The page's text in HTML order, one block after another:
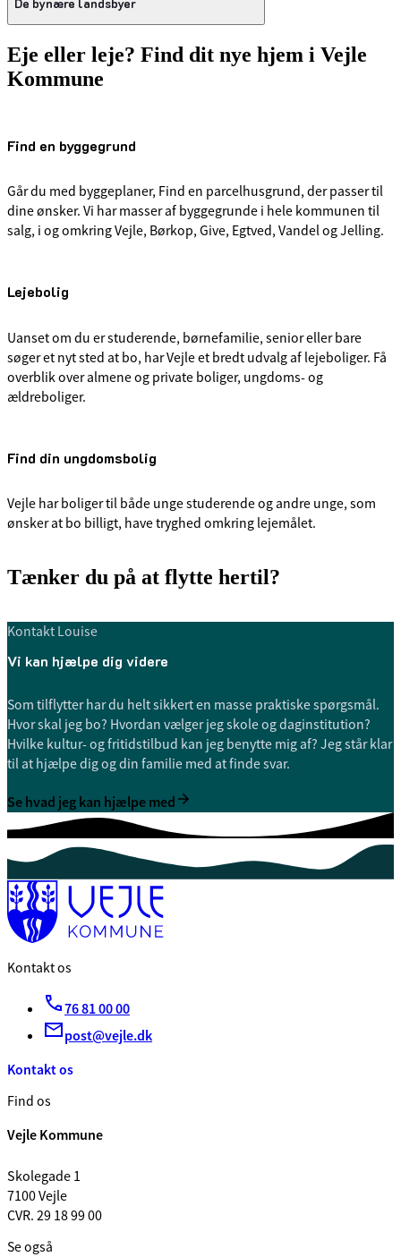
landskaber, skove og vandløb er Vejle Ådal
et attraktivt sted at bo, besøge og opleve.
Læs mere om Ådalen
herunder Børkop, Andkær, Brejning,
Gårslev, Smidstrup og Skærup, og byder på
en unik kombination af naturskøn
De bynære landsbyer i Vejle Kommune
forener det bedste fra to verdener: et roligt
landsbyliv med natur og nærhed til
landsbyer som Skibet, Engum, Bredal,
Assendrup, Hornstrup, Højen, Grejs og dele
minutters kørsel til Vejle centrum og i nogle
tilfælde adgang til bybus.
Læs mere om de bynære landsbyer
Eje eller leje? Find dit nye hjem i Vejle
Kommune
Find en byggegrund
Går du med byggeplaner, Find en parcelhusgrund, der passer til
dine ønsker. Vi har masser af byggegrunde i hele kommunen til
salg, i og omkring Vejle, Børkop, Give, Egtved, Vandel og Jelling.
Lejebolig
Uanset om du er studerende, børnefamilie, senior eller bare
søger et nyt sted at bo, har Vejle et bredt udvalg af lejeboliger. Få
overblik over almene og private boliger, ungdoms- og
ældreboliger.
Find din ungdomsbolig
Vejle har boliger til både unge studerende og andre unge, som
ønsker at bo billigt, have tryghed omkring lejemålet.
Tænker du på at flytte hertil?
Kontakt Louise
Vi kan hjælpe dig videre
Som tilflytter har du helt sikkert en masse praktiske spørgsmål.
Hvor skal jeg bo? Hvordan vælger jeg skole og daginstitution?
Hvilke kultur- og fritidstilbud kan jeg benytte mig af? Jeg står klar
til at hjælpe dig og din familie med at finde svar.
Se hvad jeg kan hjælpe med
Kontakt os
76 81 00 00
post@vejle.dk
Kontakt os
Find os
Vejle Kommune
Skolegade 1
7100 Vejle
CVR. 29 18 99 00
Se også